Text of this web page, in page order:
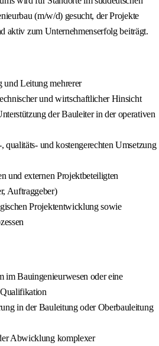
(m/w/d) gesucht, der Projekte
aktiv zum Unternehmenserfolg beiträgt.
und Leitung mehrerer
und wirtschaftlicher Hinsicht
der Bauleiter in der operativen
qualitäts- und kostengerechten Umsetzung
und externen Projektbeteiligten
Auftraggeber)
Projektentwicklung sowie
im Bauingenieurwesen oder eine
in der Bauleitung oder Oberbauleitung
Abwicklung komplexer